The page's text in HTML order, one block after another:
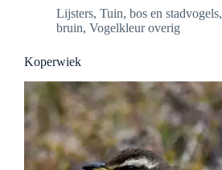
Lijsters, Tuin, bos en stadvogels,
bruin, Vogelkleur overig
Koperwiek